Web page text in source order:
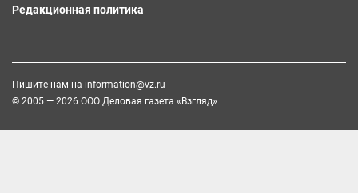
Редакционная политика
Пишите нам на information@vz.ru
© 2005 — 2026 ООО Деловая газета «Взгляд»